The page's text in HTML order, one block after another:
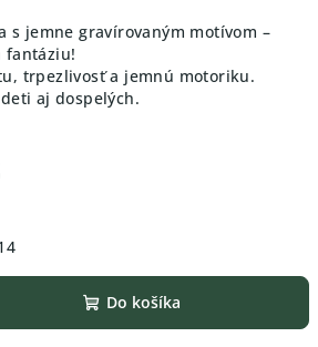
s jemne gravírovaným motívom –
fantáziu!
trpezlivosť a jemnú motoriku.
aj dospelých.
Do košíka